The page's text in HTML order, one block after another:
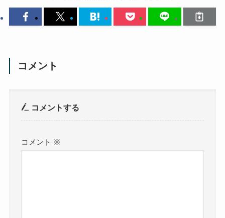
コメント
コメントする
コメント ※